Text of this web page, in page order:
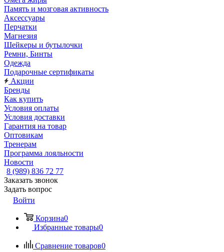
Память и мозговая активность
Аксессуары
Перчатки
Магнезия
Шейкеры и бутылочки
Ремни, Бинты
Одежда
Подарочные сертификаты
Акции
Бренды
Как купить
Условия оплаты
Условия доставки
Гарантия на товар
Оптовикам
Тренерам
Программа лояльности
Новости
8 (989) 836 72 77
Заказать звонок
Задать вопрос
Войти
Корзина0
Избранные товары0
Сравнение товаров0